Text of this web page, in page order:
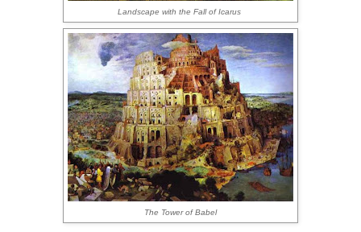
Landscape with the Fall of Icarus
The Tower of Babel